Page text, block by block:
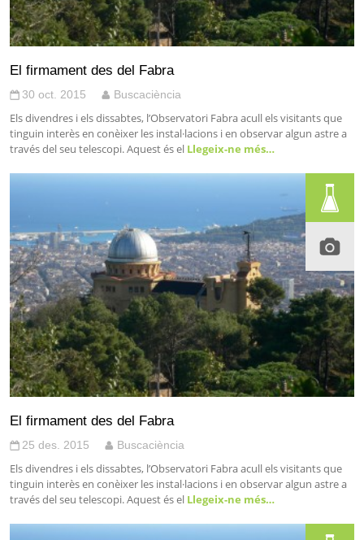
El firmament des del Fabra
30 oct. 2015 Buscaciència
Els divendres i els dissabtes, l’Observatori Fabra acull els visitants que
tinguin interès en conèixer les instal·lacions i en observar algun astre a
través del seu telescopi. Aquest és el Llegeix-ne més…
El firmament des del Fabra
25 des. 2015 Buscaciència
Els divendres i els dissabtes, l’Observatori Fabra acull els visitants que
tinguin interès en conèixer les instal·lacions i en observar algun astre a
través del seu telescopi. Aquest és el Llegeix-ne més…